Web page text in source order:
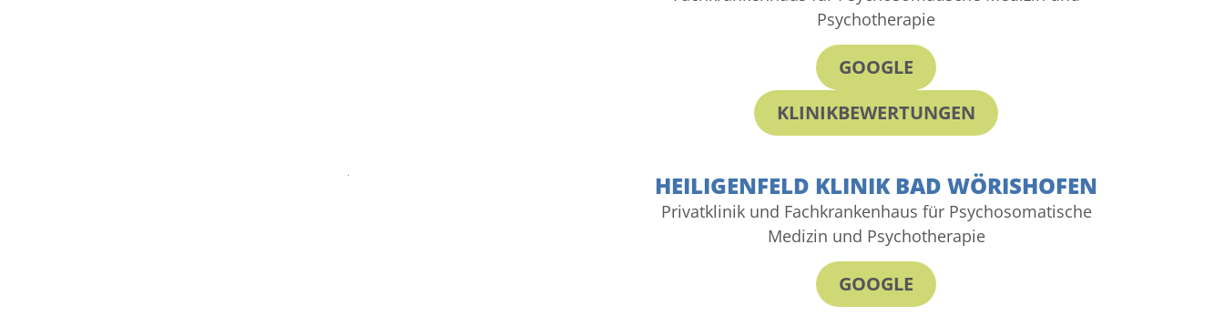
Psychotherapie
GOOGLE
KLINIKBEWERTUNGEN
HEILIGENFELD KLINIK BAD WÖRISHOFEN
Privatklinik und Fachkrankenhaus für Psychosomatische
Medizin und Psychotherapie
GOOGLE